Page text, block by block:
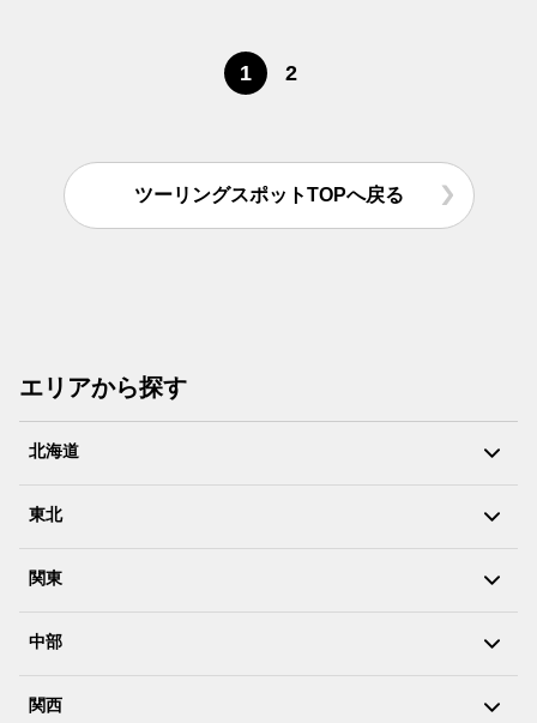
1 2
ツーリングスポットTOPへ戻る
エリアから探す
北海道
東北
関東
中部
関西